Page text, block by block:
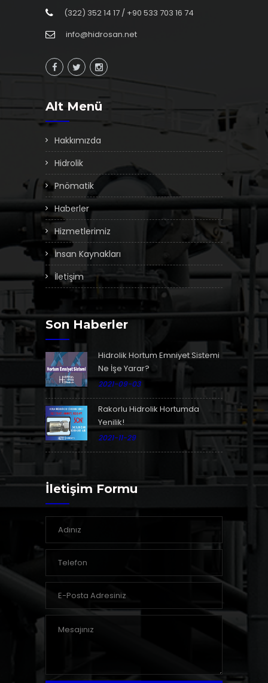
(322) 352 14 17 / +90 533 703 16 74
info@hidrosan.net
Alt Menü
Hakkımızda
Hidrolik
Pnömatik
Haberler
Hizmetlerimiz
İnsan Kaynakları
İletişim
Son Haberler
Hidrolik Hortum Emniyet Sistemi
Ne İşe Yarar?
2021-09-03
Rakorlu Hidrolik Hortumda
Yenilik!
2021-11-29
İletişim Formu